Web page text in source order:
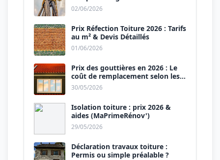
02/06/2026
Prix Réfection Toiture 2026 : Tarifs
au m² & Devis Détaillés
01/06/2026
Prix des gouttières en 2026 : Le
coût de remplacement selon les
matériaux
30/05/2026
Isolation toiture : prix 2026 &
aides (MaPrimeRénov')
29/05/2026
Déclaration travaux toiture :
Permis ou simple préalable ?